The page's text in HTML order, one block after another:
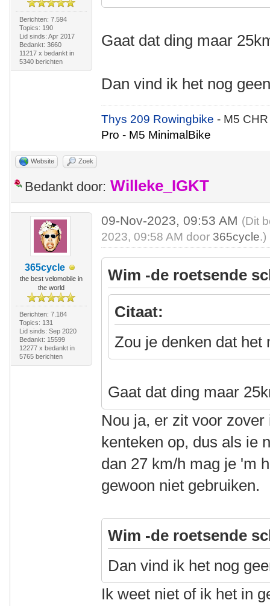
Berichten: 7.594
Topics: 190
Lid sinds: Apr 2017
Bedankt: 3660
11217 x bedankt in
5340 berichten
Gaat dat ding maar
Dan vind ik het nog
Thys 209 Rowingbike- M5
Pro - M5 MinimalBike
Website Zoek
Bedankt door: Willeke_IGKT
365cycle
the best velomobile in
the world
Berichten: 7.184
Topics: 131
Lid sinds: Sep 2020
Bedankt: 15599
12277 x bedankt in
5765 berichten
09-Nov-2023, 09:53 AM (Dit
2023, 09:58 AM door 365cycle.)
Wim -de roetsende
Citaat:
Zou je denken dat
Gaat dat ding maar
Nou ja, er zit voor
kenteken op, dus als ie
dan 27 km/h mag je 'm
gewoon niet gebruiken.
Wim -de roetsende
Dan vind ik het nog
Ik weet niet of ik het in